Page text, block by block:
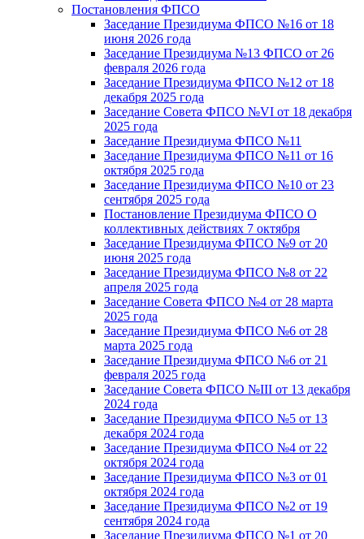
Постановления ФПСО
Заседание Президиума ФПСО №16 от 18
июня 2026 года
Заседание Президиума №13 ФПСО от 26
февраля 2026 года
Заседание Президиума ФПСО №12 от 18
декабря 2025 года
Заседание Совета ФПСО №VI от 18 декабря
2025 года
Заседание Президиума ФПСО №11
Заседание Президиума ФПСО №11 от 16
октября 2025 года
Заседание Президиума ФПСО №10 от 23
сентября 2025 года
Постановление Президиума ФПСО О
коллективных действиях 7 октября
Заседание Президиума ФПСО №9 от 20
июня 2025 года
Заседание Президиума ФПСО №8 от 22
апреля 2025 года
Заседание Совета ФПСО №4 от 28 марта
2025 года
Заседание Президиума ФПСО №6 от 28
марта 2025 года
Заседание Президиума ФПСО №6 от 21
февраля 2025 года
Заседание Совета ФПСО №III от 13 декабря
2024 года
Заседание Президиума ФПСО №5 от 13
декабря 2024 года
Заседание Президиума ФПСО №4 от 22
октября 2024 года
Заседание Президиума ФПСО №3 от 01
октября 2024 года
Заседание Президиума ФПСО №2 от 19
сентября 2024 года
Заседание Президиума ФПСО №1 от 20